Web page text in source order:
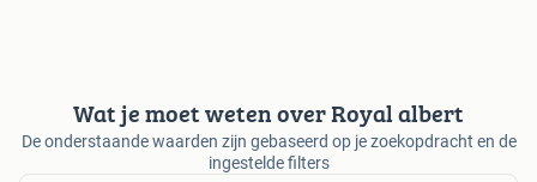
Wat je moet weten over Royal albert
De onderstaande waarden zijn gebaseerd op je zoekopdracht en de
ingestelde filters